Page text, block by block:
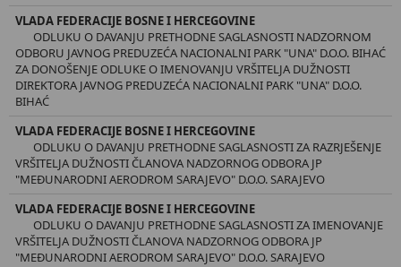
VLADA FEDERACIJE BOSNE I HERCEGOVINE
ODLUKU O DAVANJU PRETHODNE SAGLASNOSTI NADZORNOM
ODBORU JAVNOG PREDUZEĆA NACIONALNI PARK "UNA" D.O.O. BIHAĆ
ZA DONOŠENJE ODLUKE O IMENOVANJU VRŠITELJA DUŽNOSTI
DIREKTORA JAVNOG PREDUZEĆA NACIONALNI PARK "UNA" D.O.O.
BIHAĆ
VLADA FEDERACIJE BOSNE I HERCEGOVINE
ODLUKU O DAVANJU PRETHODNE SAGLASNOSTI ZA RAZRJEŠENJE
VRŠITELJA DUŽNOSTI ČLANOVA NADZORNOG ODBORA JP
"MEĐUNARODNI AERODROM SARAJEVO" D.O.O. SARAJEVO
VLADA FEDERACIJE BOSNE I HERCEGOVINE
ODLUKU O DAVANJU PRETHODNE SAGLASNOSTI ZA IMENOVANJE
VRŠITELJA DUŽNOSTI ČLANOVA NADZORNOG ODBORA JP
"MEĐUNARODNI AERODROM SARAJEVO" D.O.O. SARAJEVO